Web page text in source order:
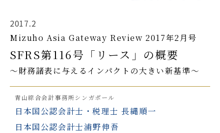
2017.2
Mizuho Asia Gateway Review 2017年2月号
SFRS第116号「リース」の概要
～財務諸表に与えるインパクトの大きい新基準～
青山綜合会計事務所シンガポール
日本国公認会計士・税理士 長縄順一
日本国公認会計士浦野伸吾